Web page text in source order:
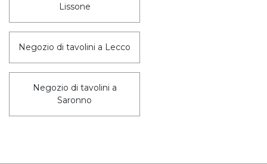
Lissone
Negozio di tavolini a Lecco
Negozio di tavolini a
Saronno